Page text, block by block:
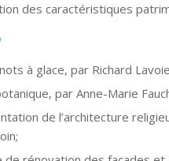
des caractéristiques
à glace, par Richard
par Anne-Marie
de l’architecture